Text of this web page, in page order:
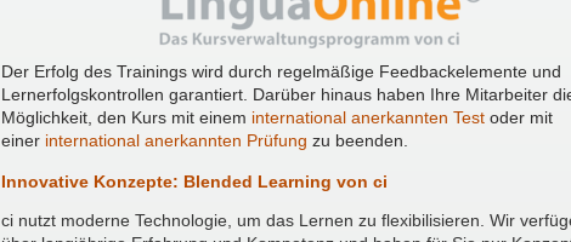
Der Erfolg des Trainings wird durch regelmäßige Feedbackelemente und
Lernerfolgskontrollen garantiert. Darüber hinaus haben Ihre Mitarbeiter
Möglichkeit, den Kurs mit einem international anerkannten Test oder mit
einer international anerkannten Prüfung zu beenden.
Innovative Konzepte: Blended Learning von ci
ci nutzt moderne Technologie, um das Lernen zu flexibilisieren. Wir